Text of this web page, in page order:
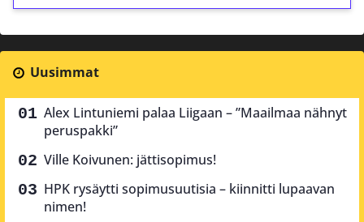
Uusimmat
Alex Lintuniemi palaa Liigaan – ”Maailmaa nähnyt
peruspakki”
Ville Koivunen: jättisopimus!
HPK rysäytti sopimusuutisia – kiinnitti lupaavan
nimen!